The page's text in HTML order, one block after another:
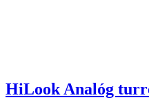
HiLook Analóg